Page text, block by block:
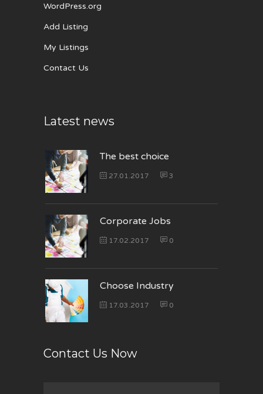
WordPress.org
Add Listing
My Listings
Contact Us
Latest news
The best choice
27.01.2017 3
Corporate Jobs
17.02.2017 0
Choose Industry
17.03.2017 0
Contact Us Now